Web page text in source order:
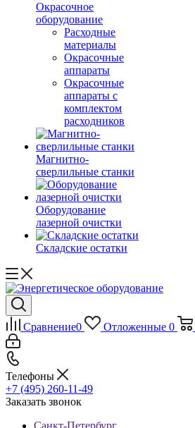
Окрасочное
оборудование
Расходные
материалы
Окрасочные
аппараты
Окрасочные
аппараты с
комплектом
расходников
Магнитно-
сверлильные станки
Оборудование
лазерной очистки
Складские остатки
Сравнение0 Отложенные 0
Телефоны
+7 (495) 260-11-49
Заказать звонок
Санкт-Петербург